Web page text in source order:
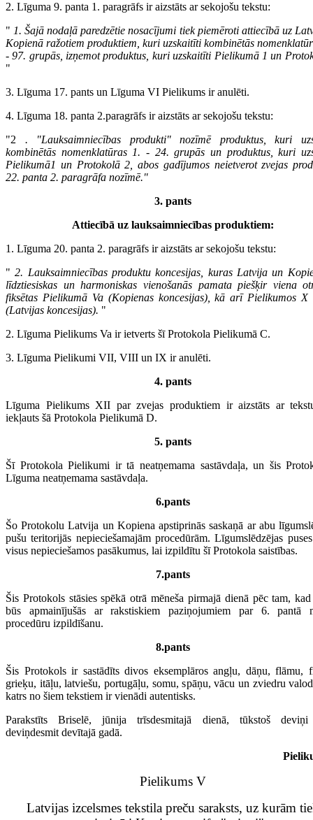
2. Līguma 9. panta 1. paragrāfs ir aizstāts ar sekojošu tekstu:
" 1. Šajā nodaļā paredzētie nosacījumi tiek piemēroti attiecībā uz
Kopienā ražotiem produktiem, kuri uzskaitīti kombinētās
- 97. grupās, izņemot produktus, kuri uzskaitīti Pielikumā 1 un
"
3. Līguma 17. pants un Līguma VI Pielikums ir anulēti.
4. Līguma 18. panta 2.paragrāfs ir aizstāts ar sekojošu tekstu:
"2 . "Lauksaimniecības produkti" nozīmē produktus, kuri
kombinētās nomenklatūras 1. - 24. grupās un produktus, kuri
Pielikumā1 un Protokolā 2, abos gadījumos neietverot zvejas
22. panta 2. paragrāfa nozīmē."
3. pants
Attiecībā uz lauksaimniecības produktiem:
1. Līguma 20. panta 2. paragrāfs ir aizstāts ar sekojošu tekstu:
"2. Lauksaimniecības produktu koncesijas, kuras Latvija un
līdztiesiskas un harmoniskas vienošanās pamata piešķir viena
fiksētas Pielikumā Va (Kopienas koncesijas), kā arī Pielikumos
(Latvijas koncesijas). "
2. Līguma Pielikums Va ir ietverts šī Protokola Pielikumā C.
3. Līguma Pielikumi VII, VIII un IX ir anulēti.
4. pants
Līguma Pielikums XII par zvejas produktiem ir aizstāts ar
iekļauts šā Protokola Pielikumā D.
5. pants
Šī Protokola Pielikumi ir tā neatņemama sastāvdaļa, un šis
Līguma neatņemama sastāvdaļa.
6.pants
Šo Protokolu Latvija un Kopiena apstiprinās saskaņā ar abu
pušu teritorijās nepieciešamajām procedūrām. Līgumslēdzējas
visus nepieciešamos pasākumus, lai izpildītu šī Protokola saistības.
7.pants
Šis Protokols stāsies spēkā otrā mēneša pirmajā dienā pēc tam, kad
būs apmainījušās ar rakstiskiem paziņojumiem par 6. pantā
procedūru izpildīšanu.
8.pants
Šis Protokols ir sastādīts divos eksemplāros angļu, dāņu, flāmu,
grieķu, itāļu, latviešu, portugāļu, somu, spāņu, vācu un zviedru
katrs no šiem tekstiem ir vienādi autentisks.
Parakstīts Briselē, jūnija trīsdesmitajā dienā, tūkstoš
deviņdesmit devītajā gadā.
Pielikums V
Latvijas izcelsmes tekstila preču saraksts, uz kurām